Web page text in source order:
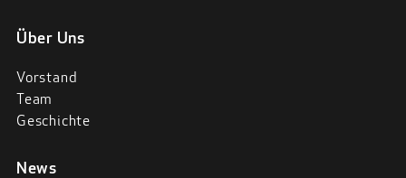
Über Uns
Vorstand
Team
Geschichte
News